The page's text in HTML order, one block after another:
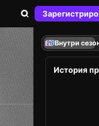
Внутри
История